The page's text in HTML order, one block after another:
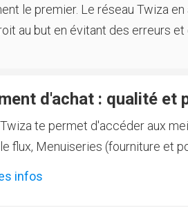
le premier. Le réseau Twiza
au but en évitant des erreurs
d'achat : qualité et
te permet d'accéder aux
flux, Menuiseries (fourniture et
infos